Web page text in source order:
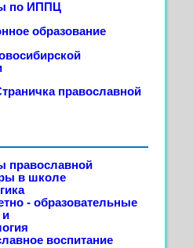
по ИППЦ
образование
православной
православной
в школе
- образовательные
и
воспитание